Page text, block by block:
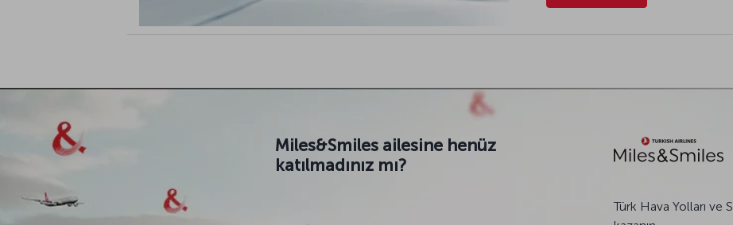
Miles&Smiles ailesine henüz
katılmadınız mı?
Türk Hava Yolları ve